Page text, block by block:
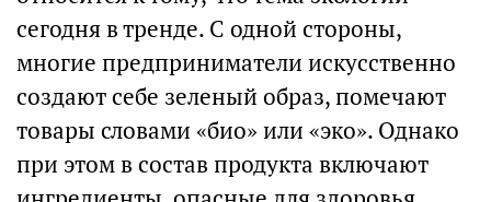
сегодня в тренде. С одной стороны,
многие предприниматели искусственно
создают себе зеленый образ, помечают
товары словами «био» или «эко». Однако
при этом в состав продукта включают